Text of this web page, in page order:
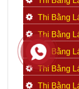
Thi Bằng
Thi Bằng
Thi Bằng
Thi Bằng
Thi Bằng